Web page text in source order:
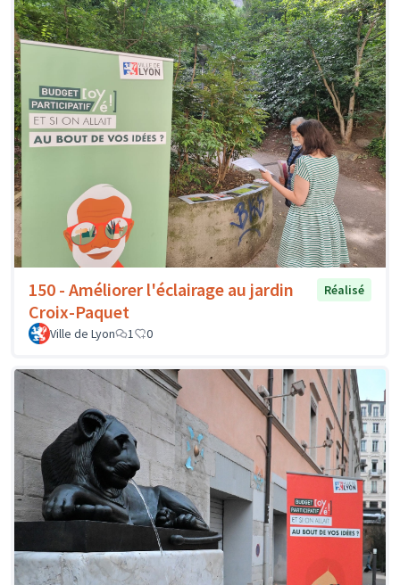
150 - Améliorer l'éclairage au jardin
Croix-Paquet
Réalisé
Ville de Lyon 1 0